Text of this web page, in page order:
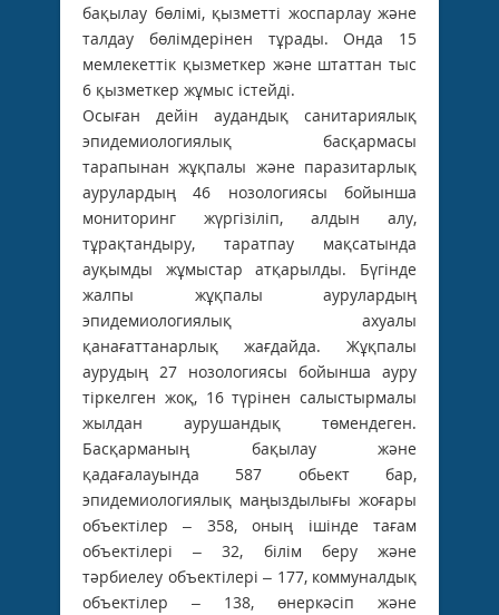
бақылау бөлімі, қызметті жоспарлау және
талдау бөлімдерінен тұрады. Онда 15
мемлекеттік қызметкер және штаттан тыс
6 қызметкер жұмыс істейді.
Осыған дейін аудандық санитариялық
эпидемиологиялық басқармасы
тарапынан жұқпалы және паразитарлық
аурулардың 46 нозологиясы бойынша
мониторинг жүргізіліп, алдын алу,
тұрақтандыру, таратпау мақсатында
ауқымды жұмыстар атқарылды. Бүгінде
жалпы жұқпалы аурулардың
эпидемиологиялық ахуалы
қанағаттанарлық жағдайда. Жұқпалы
аурудың 27 нозологиясы бойынша ауру
тіркелген жоқ, 16 түрінен салыстырмалы
жылдан аурушандық төмендеген.
Басқарманың бақылау және
қадағалауында 587 обьект бар,
эпидемиологиялық маңыздылығы жоғары
объектілер – 358, оның ішінде тағам
объектілері – 32, білім беру және
тәрбиелеу объектілері – 177, коммуналдық
объектілер – 138, өнеркәсіп және